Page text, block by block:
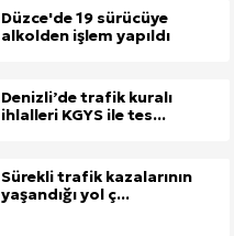
Düzce'de 19 sürücüye
alkolden işlem yapıldı
Denizli’de trafik kuralı
ihlalleri KGYS ile tes...
Sürekli trafik kazalarının
yaşandığı yol ç...